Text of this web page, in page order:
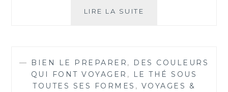
LIRE LA SUITE
DE
THAÏLANDE
— BIEN LE PREPARER ,
DES COULEURS
QUI FONT VOYAGER ,
LE THÉ SOUS
TOUTES SES FORMES , VOYAGES &